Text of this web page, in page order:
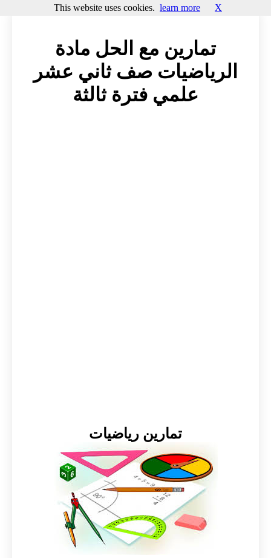
تمارين مع الحل مادة
الرياضيات صف ثاني عشر
علمي فترة ثالثة
تمارين رياضيات
This website uses cookies. learn more X